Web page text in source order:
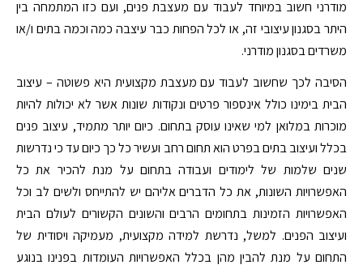
מודרני חשוב במיוחד לעבוד עם מעצבת פנים, ועם כזו המתמחה בין
היתר בסגנון עיצובי זה, או לכל הפחות כבר עיצבה כמה וכמה בתים ו/או
משרדים בסגנון מודרני.
הסיבה לכך שחשוב לעבוד עם מעצבת מקצועית היא פשוטה – עיצוב
הבית בימינו כולל אינספור פרטים ונקודות שונות אשר לא יכולות להיות
מוכרות במלואן למי שאינו עוסק בתחום. כיום יותר מתמיד, עיצוב פנים
בכלל ועיצוב בתים בפרט הוא תחום רחב ועשיר כל כך כיום עד כי נדרשות
שנים שלמות של לימודים ועבודה בתחום על מנת להכיר את כל
האפשרויות השונות, את כל הדברים אליהם יש להתייחס ולשים לב וכל
האפשרויות הזמינות בתחומים הרבים והשונים הקשורים לעולם הבית
ועיצוב הפנים. למשל, נדרשת למידה מקצועית, מעמיקה ויסודית של
התחום על מנת להבין מהן בכלל האפשרויות העומדות בפנינו בנוגע